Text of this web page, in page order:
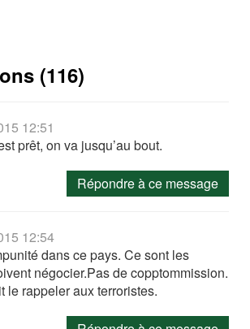
(116)
12:51
prêt, on va jusqu’au bout.
Répondre à ce message
12:54
dans ce pays. Ce sont les
négocier.Pas de copptommission.
le rappeler aux terroristes.